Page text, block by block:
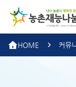
HOME 커뮤